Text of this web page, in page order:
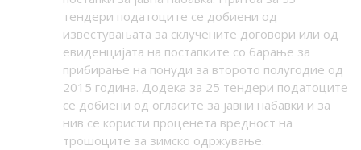
тендери податоците се добиени од
известувањата за склучените договори или од
евиденцијата на постапките со барање за
прибирање на понуди за второто полугодие од
2015 година. Додека за 25 тендери податоците
се добиени од огласите за јавни набавки и за
нив се користи проценета вредност на
трошоците за зимско одржување.